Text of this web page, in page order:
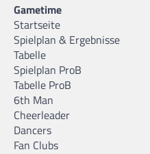
Gametime
Startseite
Spielplan & Ergebnisse
Tabelle
Spielplan ProB
Tabelle ProB
6th Man
Cheerleader
Dancers
Fan Clubs